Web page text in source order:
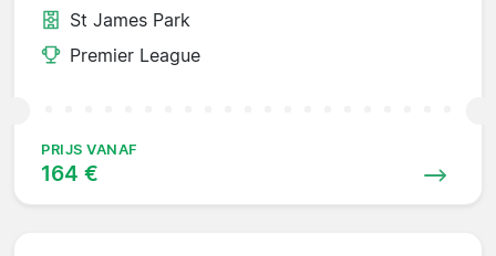
St James Park
Premier League
PRIJS VANAF
164 €